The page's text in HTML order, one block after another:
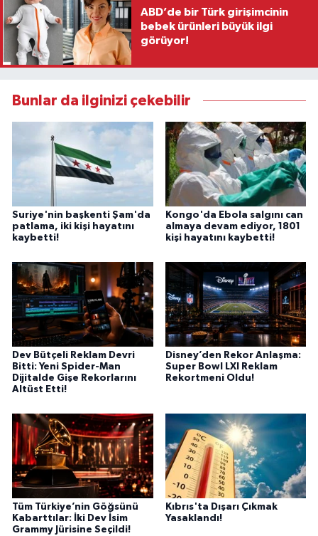
ABD’de bir Türk girişimcinin
bebek ürünleri büyük ilgi
görüyor!
Bunlar da ilginizi çekebilir
Suriye'nin başkenti Şam'da
patlama, iki kişi hayatını
kaybetti!
Kongo'da Ebola salgını can
almaya devam ediyor, 1801
kişi hayatını kaybetti!
Dev Bütçeli Reklam Devri
Bitti: Yeni Spider-Man
Dijitalde Gişe Rekorlarını
Altüst Etti!
Disney’den Rekor Anlaşma:
Super Bowl LXI Reklam
Rekortmeni Oldu!
Tüm Türkiye’nin Göğsünü
Kabarttılar: İki Dev İsim
Grammy Jürisine Seçildi!
Kıbrıs'ta Dışarı Çıkmak
Yasaklandı!